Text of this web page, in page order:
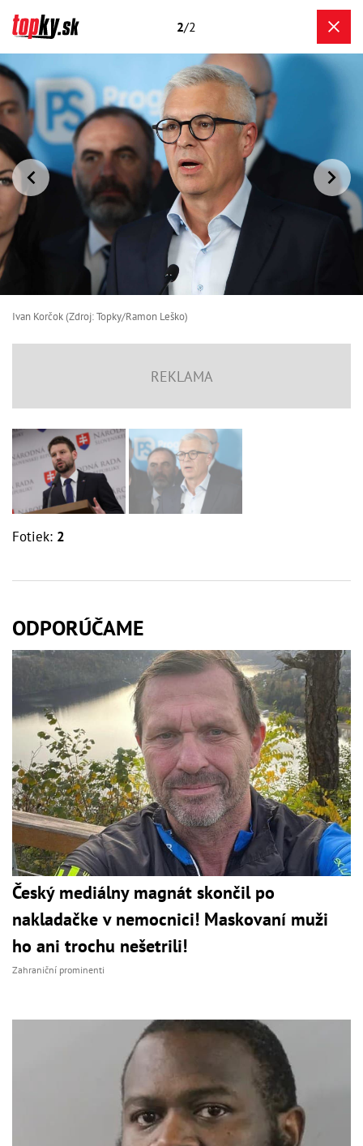
2/2
Ivan Korčok (Zdroj: Topky/Ramon Leško)
Fotiek: 2
ODPORÚČAME
Český mediálny magnát skončil po
nakladačke v nemocnici! Maskovaní muži
ho ani trochu nešetrili!
Zahraniční prominenti